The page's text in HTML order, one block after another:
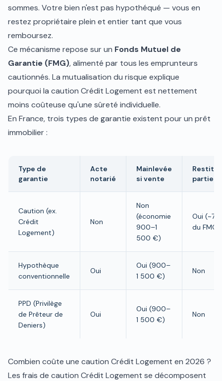
sommes. Votre bien n'est pas hypothéqué — vous en
restez propriétaire plein et entier tant que vous
remboursez.
Ce mécanisme repose sur un Fonds Mutuel de
Garantie (FMG), alimenté par tous les emprunteurs
cautionnés. La mutualisation du risque explique
pourquoi la caution Crédit Logement est nettement
moins coûteuse qu'une sûreté individuelle.
En France, trois types de garantie existent pour un prêt
immobilier :
Type de
garantie
Acte
notarié
Mainlevée
si vente
partielle
Caution (ex.
Crédit
Logement)
Non
Non
(économie
900–1
500 €)
Oui (~70
du FMG)
Hypothèque
conventionnelle
Oui
Oui (900–
1 500 €)
Non
PPD (Privilège
de Prêteur de
Deniers)
Oui
Oui (900–
1 500 €)
Non
Combien coûte une caution Crédit Logement en 2026 ?
Les frais de caution Crédit Logement se décomposent